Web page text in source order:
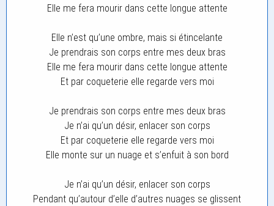
Elle me fera mourir dans cette longue attente
Elle n’est qu’une ombre, mais si étincelante
Je prendrais son corps entre mes deux bras
Elle me fera mourir dans cette longue attente
Et par coqueterie elle regarde vers moi
Je prendrais son corps entre mes deux bras
Je n’ai qu’un désir, enlacer son corps
Et par coqueterie elle regarde vers moi
Elle monte sur un nuage et s’enfuit à son bord
Je n’ai qu’un désir, enlacer son corps
Pendant qu’autour d’elle d’autres nuages se glissent